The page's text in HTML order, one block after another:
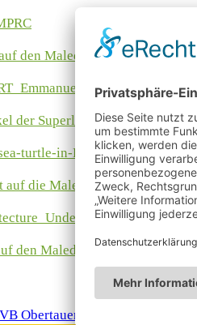
den Malediven
der Superlative
auf die Malediven
den Malediven